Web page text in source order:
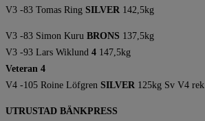
V3 -83 Tomas Ring SILVER 142,5kg
V3 -83 Simon Kuru BRONS 137,5kg
V3 -93 Lars Wiklund 4 147,5kg
Veteran 4
V4 -105 Roine Löfgren SILVER 125kg Sv V4 rek.
UTRUSTAD BÄNKPRESS